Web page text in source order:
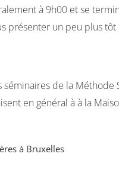
à 9h00 et se
présenter un peu plus
séminaires de la
en général à à la
à Bruxelles